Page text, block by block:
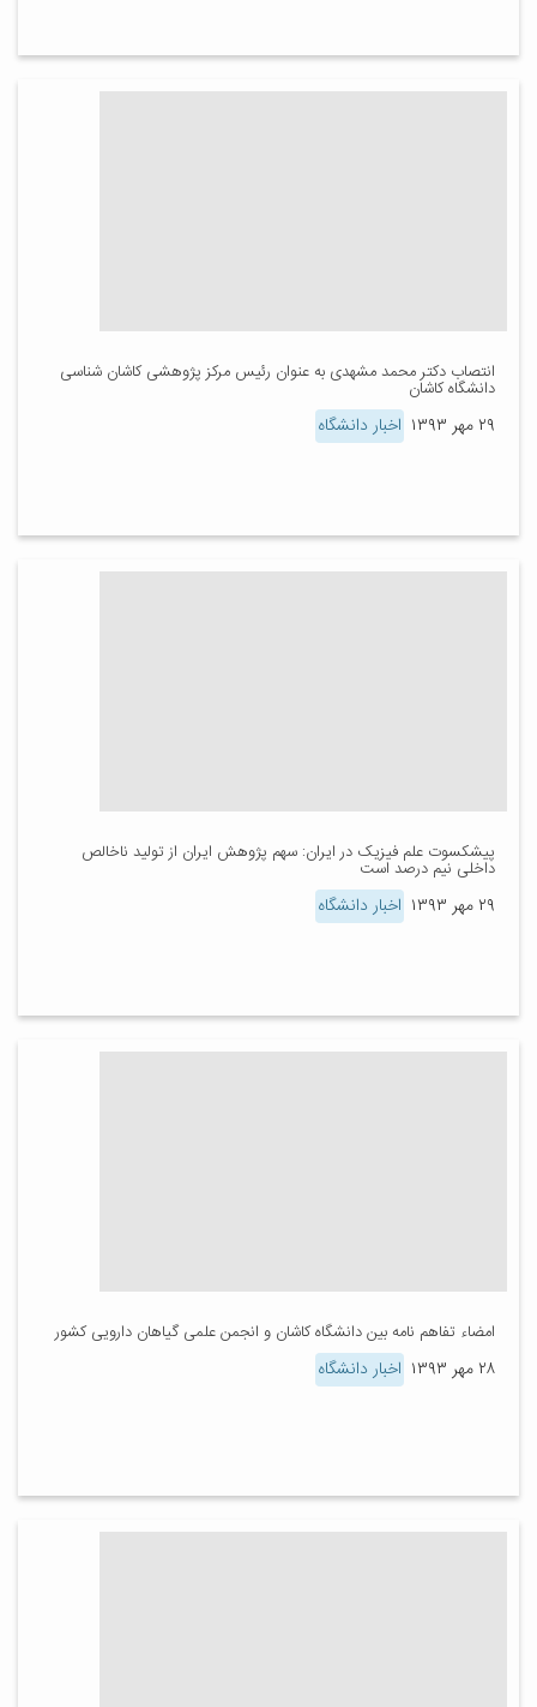
انتصاب دکتر محمد مشهدی به عنوان رئیس مرکز پژوهشی کاشان شناسی
دانشگاه کاشان
۲۹ مهر ۱۳۹۳ اخبار دانشگاه
پیشکسوت علم فیزیک در ایران: سهم پژوهش ایران از تولید ناخالص
داخلی نیم درصد است
۲۹ مهر ۱۳۹۳ اخبار دانشگاه
امضاء تفاهم نامه بین دانشگاه کاشان و انجمن علمی گیاهان دارویی کشور
۲۸ مهر ۱۳۹۳ اخبار دانشگاه